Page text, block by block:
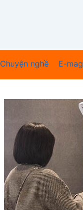
Chuyện nghề E-